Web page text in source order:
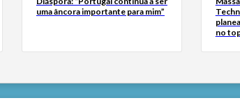
uma âncora importante para mim”
no